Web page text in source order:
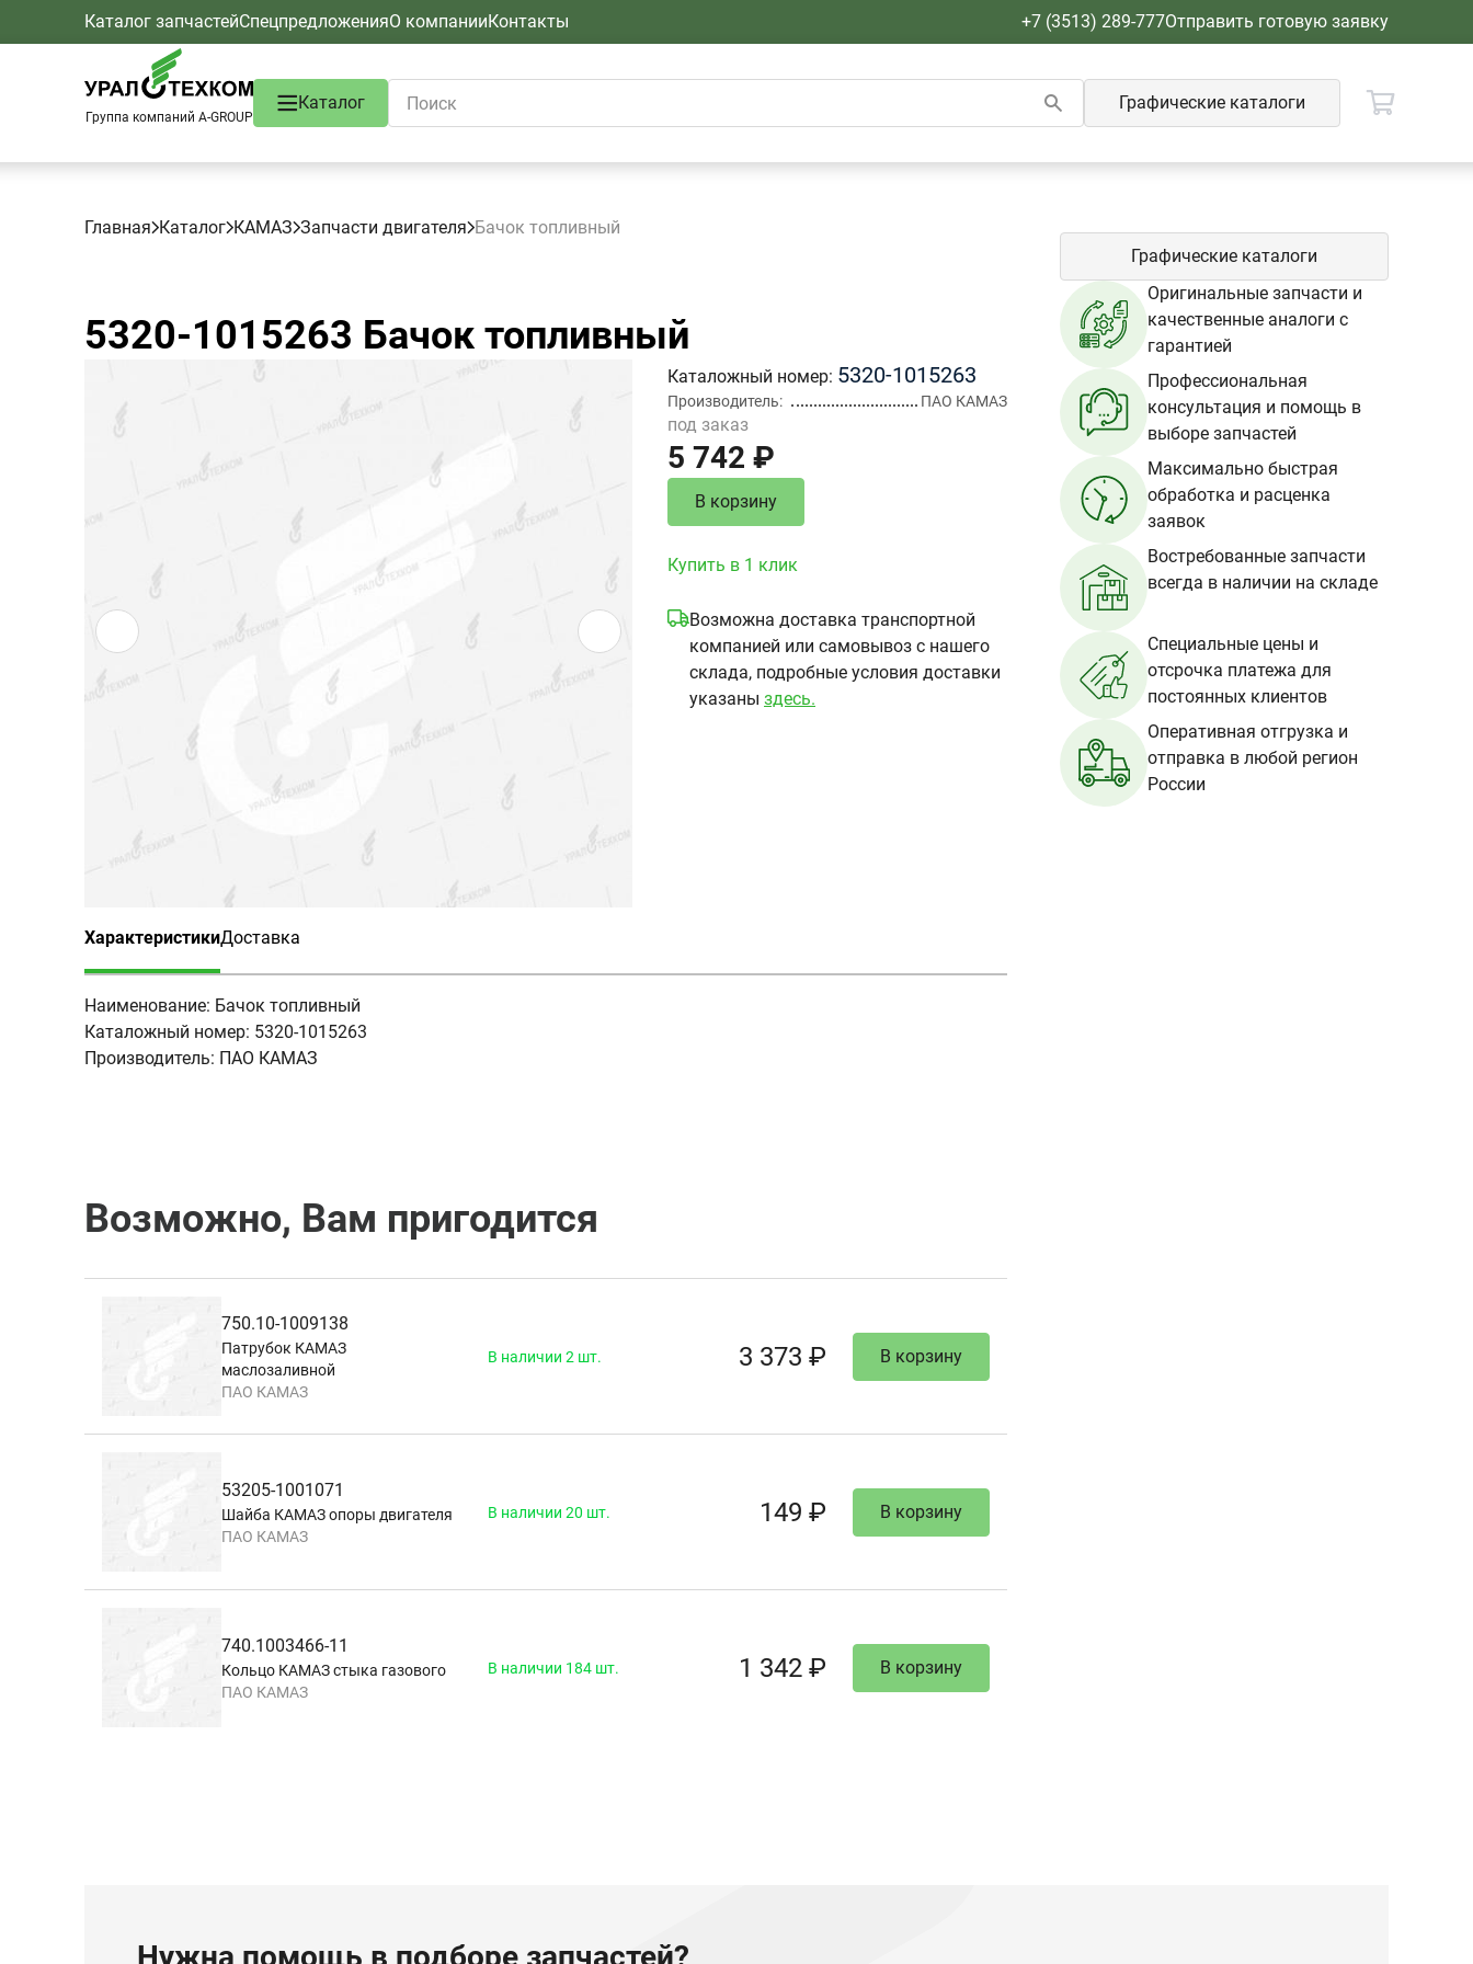
Каталог запчастейСпецпредложенияО компанииКонтакты +7 (3513) 289-777Отправить готовую заявку
Группа компаний A-GROUP
Каталог Графические каталоги
Главная Каталог КАМАЗ Запчасти двигателя Бачок топливный
5320-1015263 Бачок топливный
Каталожный номер 5320-1015263
Производитель ПАО КАМАЗ
под заказ
5 742 ₽
В корзину
Купить в 1 клик
Возможна доставка транспортной
компанией или самовывоз с нашего
склада, подробные условия доставки
указаны здесь.
Характеристики
(активная вкладка)
Доставка
Наименование: Бачок топливный
Каталожный номер: 5320-1015263
Производитель: ПАО КАМАЗ
Возможно, Вам пригодится
750.10-1009138
Патрубок КАМАЗ
маслозаливной
ПАО КАМАЗ
В наличии 2 шт. 3 373 ₽ В корзину
53205-1001071
Шайба КАМАЗ опоры двигателя
ПАО КАМАЗ
В наличии 20 шт. 149 ₽ В корзину
740.1003466-11
Кольцо КАМАЗ стыка газового
ПАО КАМАЗ
В наличии 184 шт. 1 342 ₽ В корзину
Графические каталоги
Оригинальные запчасти и
качественные аналоги с
гарантией
Профессиональная
консультация и помощь в
выборе запчастей
Максимально быстрая
обработка и расценка
заявок
Востребованные запчасти
всегда в наличии на складе
Специальные цены и
отсрочка платежа для
постоянных клиентов
Оперативная отгрузка и
отправка в любой регион
России